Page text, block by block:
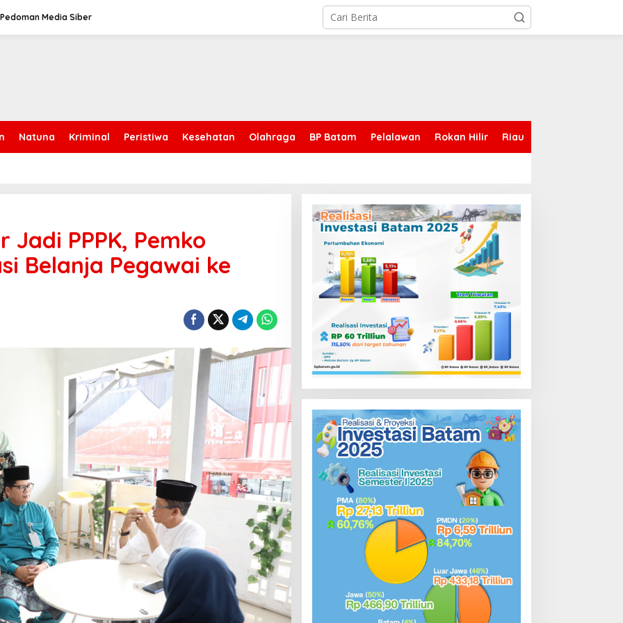
Pedoman Media Siber
Natuna Kriminal Peristiwa Kesehatan Olahraga BP Batam Pelalawan Rokan Hilir Riau
Jadi PPPK, Pemko
Belanja Pegawai ke